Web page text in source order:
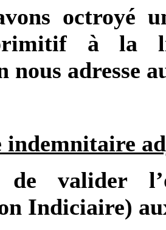
octroyé
à la
nous adresse
indemnitaire
de valider
Indiciaire)